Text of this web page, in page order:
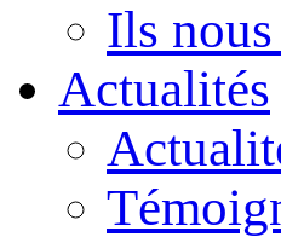
Ils
Actualités